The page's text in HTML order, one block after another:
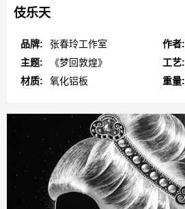
伎乐天
品牌:
张春玲工作室
主题:
《梦回敦煌》
材质:
氧化铝板
作者:
工艺:
重量: